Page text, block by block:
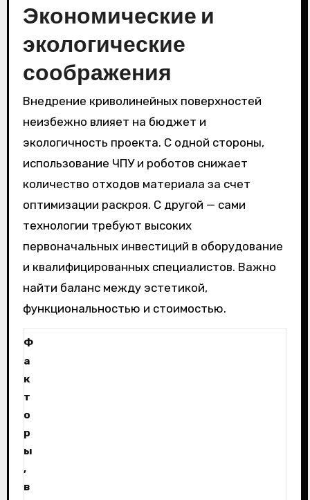
Экономические и
экологические
соображения
Внедрение криволинейных поверхностей
неизбежно влияет на бюджет и
экологичность проекта. С одной стороны,
использование ЧПУ и роботов снижает
количество отходов материала за счет
оптимизации раскроя. С другой — сами
технологии требуют высоких
первоначальных инвестиций в оборудование
и квалифицированных специалистов. Важно
найти баланс между эстетикой,
функциональностью и стоимостью.
Ф
а
к
т
о
р
ы
,
в